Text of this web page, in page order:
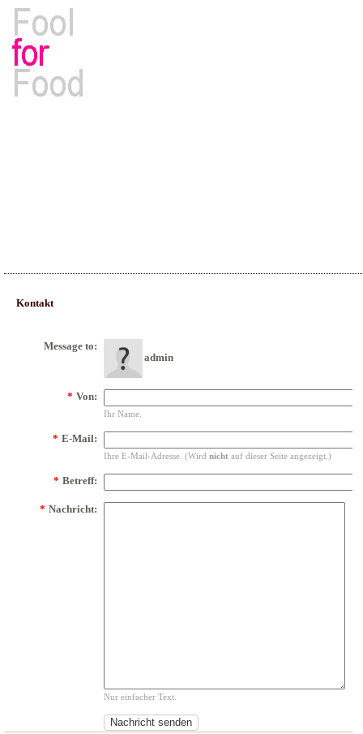
Kontakt
Message to:
admin
* Von:
Ihr Name.
* E-Mail:
Ihre E-Mail-Adresse. (Wird nicht auf dieser Seite angezeigt.)
* Betreff:
* Nachricht:
Nur einfacher Text.